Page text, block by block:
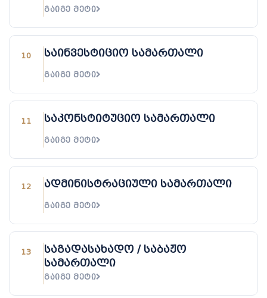
ᲒᲐᲘᲒᲔ ᲛᲔᲢᲘ
10 საინვესტიციო სამართალი
ᲒᲐᲘᲒᲔ ᲛᲔᲢᲘ
11 საკონსტიტუციო სამართალი
ᲒᲐᲘᲒᲔ ᲛᲔᲢᲘ
12 ადმინისტრაციული სამართალი
ᲒᲐᲘᲒᲔ ᲛᲔᲢᲘ
13
საგადასახადო / საბაჟო
სამართალი
ᲒᲐᲘᲒᲔ ᲛᲔᲢᲘ